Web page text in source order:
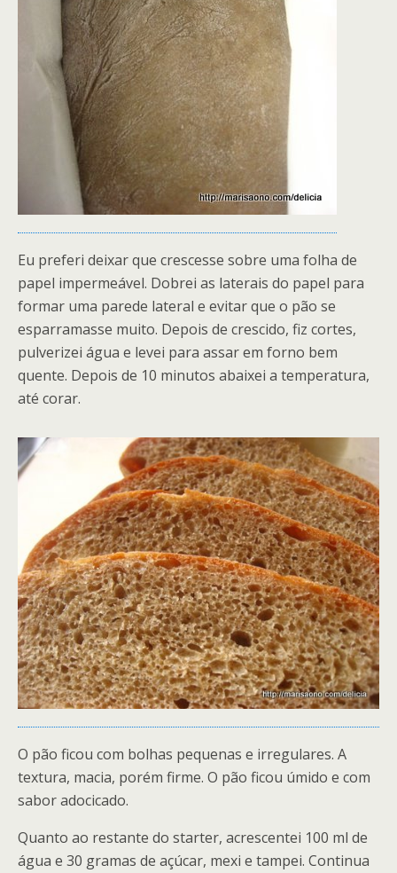
Eu preferi deixar que crescesse sobre uma folha de
papel impermeável. Dobrei as laterais do papel para
formar uma parede lateral e evitar que o pão se
esparramasse muito. Depois de crescido, fiz cortes,
pulverizei água e levei para assar em forno bem
quente. Depois de 10 minutos abaixei a temperatura,
até corar.
O pão ficou com bolhas pequenas e irregulares. A
textura, macia, porém firme. O pão ficou úmido e com
sabor adocicado.
Quanto ao restante do starter, acrescentei 100 ml de
água e 30 gramas de açúcar, mexi e tampei. Continua